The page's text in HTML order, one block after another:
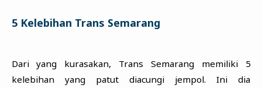
5 Kelebihan Trans Semarang
Dari yang kurasakan, Trans Semarang memiliki 5
kelebihan yang patut diacungi jempol. Ini dia